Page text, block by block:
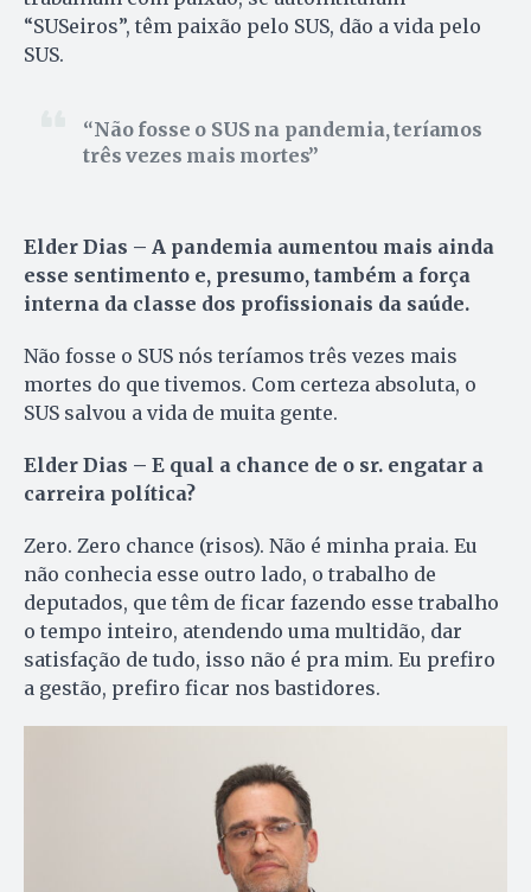
“SUSeiros”, têm paixão pelo SUS, dão a vida pelo
SUS.
Não fosse o SUS na pandemia, teríamos
três vezes mais mortes
Elder Dias – A pandemia aumentou mais ainda
esse sentimento e, presumo, também a força
interna da classe dos profissionais da saúde.
Não fosse o SUS nós teríamos três vezes mais
mortes do que tivemos. Com certeza absoluta, o
SUS salvou a vida de muita gente.
Elder Dias – E qual a chance de o sr. engatar a
carreira política?
Zero. Zero chance (risos). Não é minha praia. Eu
não conhecia esse outro lado, o trabalho de
deputados, que têm de ficar fazendo esse trabalho
o tempo inteiro, atendendo uma multidão, dar
satisfação de tudo, isso não é pra mim. Eu prefiro
a gestão, prefiro ficar nos bastidores.